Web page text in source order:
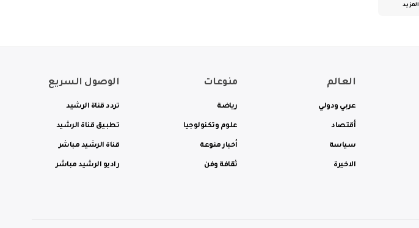
المزيد
العالم
عربي ودولي
أقتصاد
سياسة
الاخيرة
منوعات
رياضة
علوم وتكنولوجيا
أخبار منوعة
ثقافة وفن
الوصول السريع
تردد قناة الرشيد
تطبيق قناة الرشيد
قناة الرشيد مباشر
راديو الرشيد مباشر